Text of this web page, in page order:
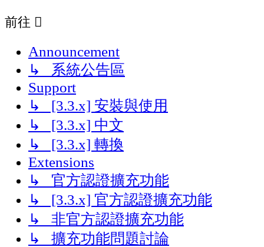
前往
Announcement
↳ 系統公告區
Support
↳ [3.3.x] 安裝與使用
↳ [3.3.x] 中文
↳ [3.3.x] 轉換
Extensions
↳ 官方認證擴充功能
↳ [3.3.x] 官方認證擴充功能
↳ 非官方認證擴充功能
↳ 擴充功能問題討論